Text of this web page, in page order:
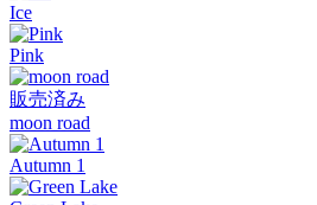
Ice
Pink
販売済み
moon road
Autumn 1